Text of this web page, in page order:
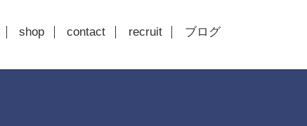
shop contact recruit ブログ